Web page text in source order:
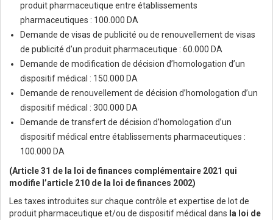
produit pharmaceutique entre établissements
pharmaceutiques : 100.000 DA
Demande de visas de publicité ou de renouvellement de visas
de publicité d’un produit pharmaceutique : 60.000 DA
Demande de modification de décision d’homologation d’un
dispositif médical : 150.000 DA
Demande de renouvellement de décision d’homologation d’un
dispositif médical : 300.000 DA
Demande de transfert de décision d’homologation d’un
dispositif médical entre établissements pharmaceutiques :
100.000 DA
(Article 31 de la loi de finances complémentaire 2021 qui
modifie l’article 210 de la loi de finances 2002)
Les taxes introduites sur chaque contrôle et expertise de lot de
produit pharmaceutique et/ou de dispositif médical dans la loi de